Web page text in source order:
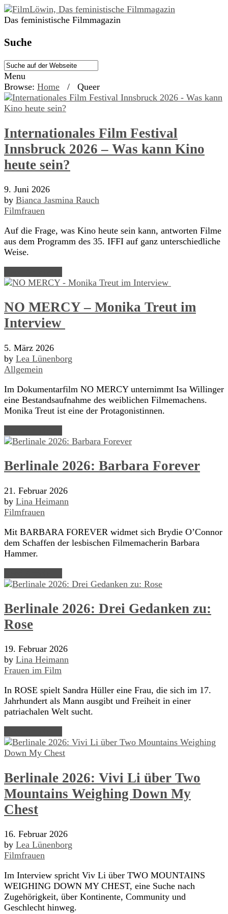
Das feministische Filmmagazin
Suche
Menu
Browse: Home / Queer
Internationales Film Festival
Innsbruck 2026 – Was kann Kino
heute sein?
9. Juni 2026
by Bianca Jasmina Rauch
Filmfrauen
Auf die Frage, was Kino heute sein kann, antworten Filme
aus dem Programm des 35. IFFI auf ganz unterschiedliche
Weise.
NO MERCY – Monika Treut im
Interview
5. März 2026
by Lea Lünenborg
Allgemein
Im Dokumentarfilm NO MERCY unternimmt Isa Willinger
eine Bestandsaufnahme des weiblichen Filmemachens.
Monika Treut ist eine der Protagonistinnen.
Berlinale 2026: Barbara Forever
21. Februar 2026
by Lina Heimann
Filmfrauen
Mit BARBARA FOREVER widmet sich Brydie O’Connor
dem Schaffen der lesbischen Filmemacherin Barbara
Hammer.
Berlinale 2026: Drei Gedanken zu:
Rose
19. Februar 2026
by Lina Heimann
Frauen im Film
In ROSE spielt Sandra Hüller eine Frau, die sich im 17.
Jahrhundert als Mann ausgibt und Freiheit in einer
patriachalen Welt sucht.
Berlinale 2026: Vivi Li über Two
Mountains Weighing Down My
Chest
16. Februar 2026
by Lea Lünenborg
Filmfrauen
Im Interview spricht Viv Li über TWO MOUNTAINS
WEIGHING DOWN MY CHEST, eine Suche nach
Zugehörigkeit, über Kontinente, Community und
Geschlecht hinweg.